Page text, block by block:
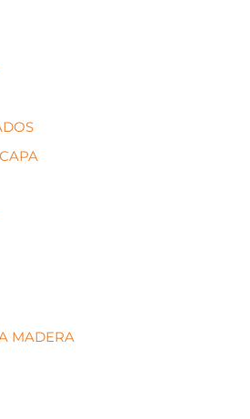
MADERA